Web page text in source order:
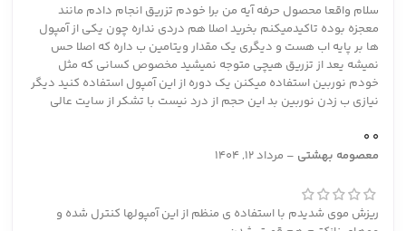
سلام واقعا محصول حرفه آیه من برا خودم تزریق انجام دادم مانند
معجزه بوده تاکیدمیکنم بخرید اصلا هم دردی نداره چون یکی از آمپول
ها بر پایه اب هست و دیگری یک مقدار ویتامین ب داره که اصلا حس
نمیشه یعد از تزریق هیچی متوجه نمیشید مخصوص کسانی که مثل
خودم نوربین استفاده میکنن یک دوره از این آمپول استفاده کنید دیگر
نیازی ب زدن نوربین بد این حجم از درد نیست با تشکر از سایت عالی
0
0
معصومه بهشتی – مرداد 12, 1404
ریزش موی شدیدم با استفاده‌ ی منظم از این آمپولها کنترل شده و